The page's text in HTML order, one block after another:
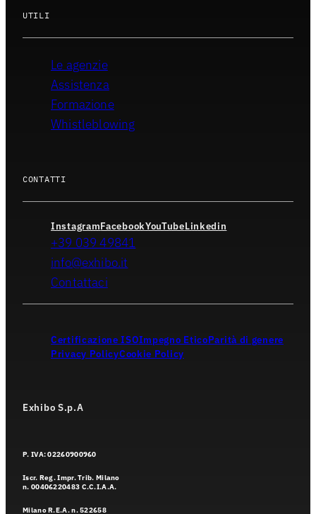
UTILI
Le agenzie
Assistenza
Formazione
Whistleblowing
CONTATTI
InstagramFacebookYouTubeLinkedin
+39 039 49841
info@exhibo.it
Contattaci
Exhibo S.p.A
Certificazione ISOImpegno EticoParità di genere
Privacy PolicyCookie Policy
P. IVA: 02260900960
Iscr. Reg. Impr. Trib. Milano
n. 00406220483 C.C.I.A.A.
Milano R.E.A. n. 522658